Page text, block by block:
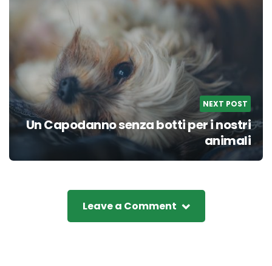
NEXT POST
Un Capodanno senza botti per i nostri
animali
Leave a Comment